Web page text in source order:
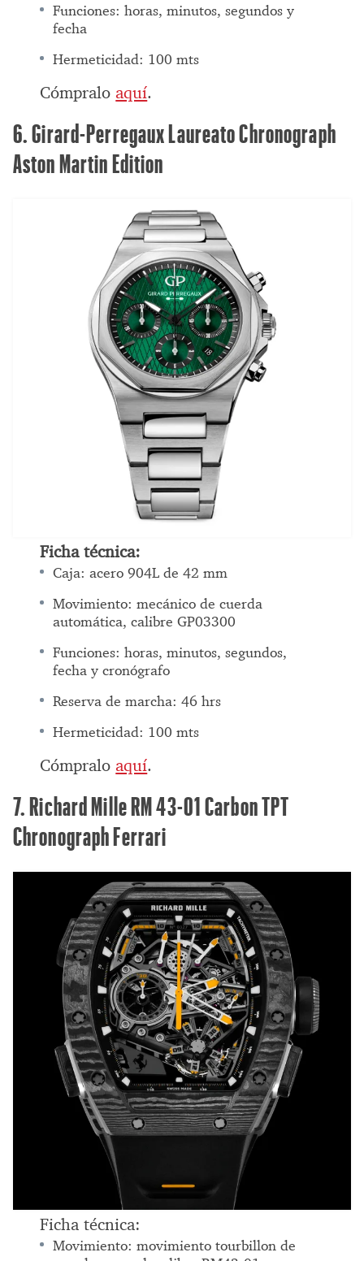
Funciones: horas, minutos, segundos y
fecha
Hermeticidad: 100 mts
Cómpraloaquí.
6. Girard-Perregaux Laureato Chronograph
Aston Martin Edition
Ficha técnica:
Caja: acero 904L de 42 mm
Movimiento: mecánico de cuerda
automática, calibre GP03300
Funciones: horas, minutos, segundos,
fecha y cronógrafo
Reserva de marcha: 46 hrs
Hermeticidad: 100 mts
Cómpraloaquí.
7. Richard Mille RM 43-01 Carbon TPT
Chronograph Ferrari
Ficha técnica:
Movimiento: movimiento tourbillon de